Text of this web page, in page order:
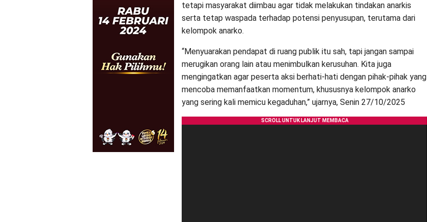
tetapi masyarakat diimbau agar tidak melakukan tindakan anarkis
serta tetap waspada terhadap potensi penyusupan, terutama dari
kelompok anarko.
“Menyuarakan pendapat di ruang publik itu sah, tapi jangan sampai
merugikan orang lain atau menimbulkan kerusuhan. Kita juga
mengingatkan agar peserta aksi berhati-hati dengan pihak-pihak yang
mencoba memanfaatkan momentum, khususnya kelompok anarko
yang sering kali memicu kegaduhan,” ujarnya, Senin 27/10/2025